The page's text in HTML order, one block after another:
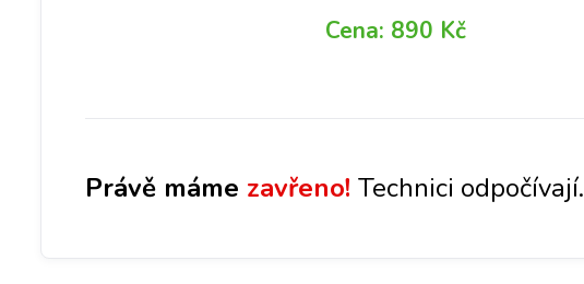
Cena: 890 Kč
Právě máme zavřeno! Technici odpočívají.